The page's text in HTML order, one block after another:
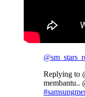
Replying to
membantu..